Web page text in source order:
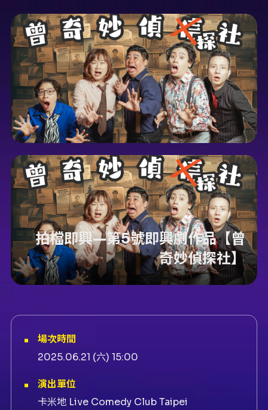
拍檔即興—第5號即興劇作品【曾
奇妙偵探社】
場次時間
2025.06.21 (六) 15:00
演出單位
卡米地 Live Comedy Club Taipei